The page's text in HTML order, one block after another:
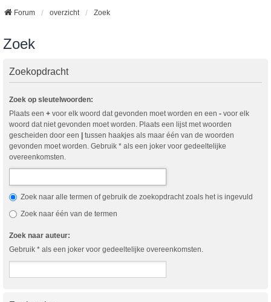
Forum overzicht Zoek
Zoek
Zoekopdracht
Zoek op sleutelwoorden:
Plaats een + voor elk woord dat gevonden moet worden en een - voor elk
woord dat niet gevonden moet worden. Plaats een lijst met woorden
gescheiden door een | tussen haakjes als maar één van de woorden
gevonden moet worden. Gebruik * als een joker voor gedeeltelijke
overeenkomsten.
Zoek naar alle termen of gebruik de zoekopdracht zoals het is ingevuld
Zoek naar één van de termen
Zoek naar auteur:
Gebruik * als een joker voor gedeeltelijke overeenkomsten.